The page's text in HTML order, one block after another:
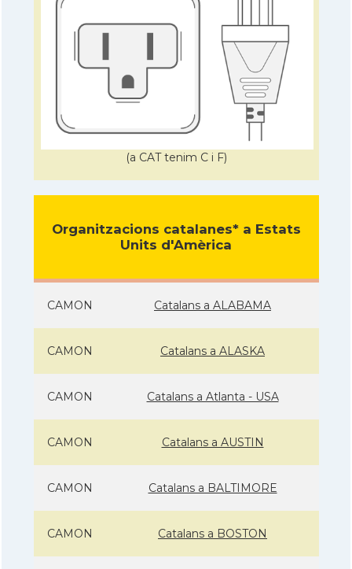
(a CAT tenim C i F)
Organitzacions catalanes* a Estats
Units d'Amèrica
CAMON Catalans a ALABAMA
CAMON Catalans a ALASKA
CAMON Catalans a Atlanta - USA
CAMON Catalans a AUSTIN
CAMON Catalans a BALTIMORE
CAMON Catalans a BOSTON